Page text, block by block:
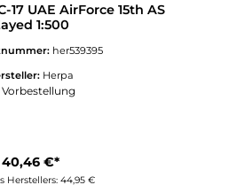
17 UAE AirForce 15th AS
1:500
her539395
Herpa
Vorbestellung
40,46 €*
Herstellers: 44,95 €